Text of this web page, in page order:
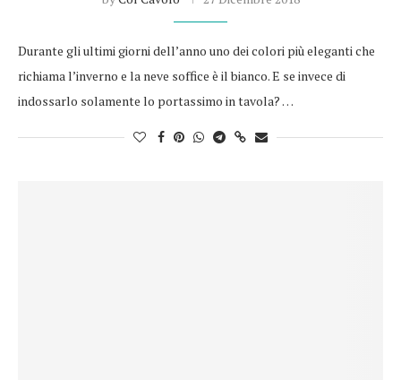
Durante gli ultimi giorni dell’anno uno dei colori più eleganti che
richiama l’inverno e la neve soffice è il bianco. E se invece di
indossarlo solamente lo portassimo in tavola? …